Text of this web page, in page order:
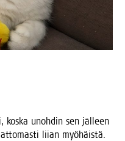
kos­ka unoh­din sen jäl­leen
lii­an myöhäistä.